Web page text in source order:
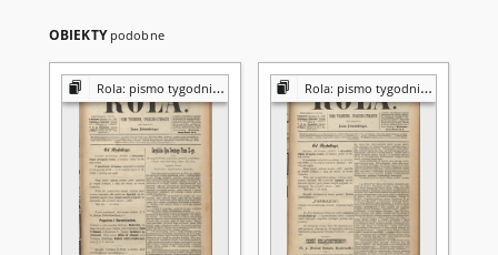
OBIEKTY podobne
Rola: pismo tygodniowe [poświęcone sprawom społecznym, ekonomicznym i literackim] Rola: pismo tygodniowe [poświęcone sprawom społecznym, ekonomicznym i literackim]